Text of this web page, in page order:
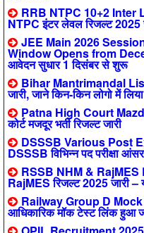
RRB NTPC 10+2 Inter
NTPC इंटर लेवल रिजल्ट 2025
JEE Main 2026
Window Opens from
आवेदन सुधार 1 दिसंबर से शुरू
Bihar Mantrimandal List
जारी, जाने किन-किन लोगो में
Patna High Court
कोर्ट मजदूर भर्ती रिजल्ट जारी
DSSSB Various Post
DSSSB विभिन्न पद परीक्षा
RSSB NHM &
RajMES रिजल्ट 2025 जारी –
Railway Group D Mock
आधिकारिक मॉक टेस्ट लिंक हुआ